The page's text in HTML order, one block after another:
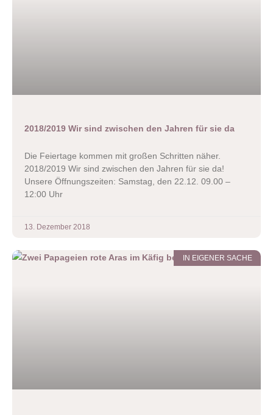
2018/2019 Wir sind zwischen den Jahren für sie da
Die Feiertage kommen mit großen Schritten näher.
2018/2019 Wir sind zwischen den Jahren für sie da!
Unsere Öffnungszeiten: Samstag, den 22.12. 09.00 –
12:00 Uhr
13. Dezember 2018
IN EIGENER SACHE